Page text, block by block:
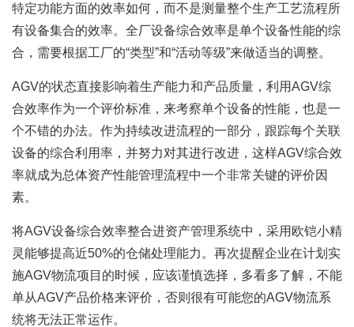
特定功能方面的效率如何，而不是测量整个生产工艺流程所
有设备集合的效率。全厂设备综合效率是单个设备性能的综
合，需要根据工厂的“类型”和“活动等级”来做适当的调整。
AGV的状态直接影响着生产能力和产品质量，利用AGV综
合效率作为一个评价标准，来考察单个设备的性能，也是一
个不错的办法。作为持续改进流程的一部分，跟踪每个关联
设备的综合利用率，并努力对其进行改进，这样AGV综合效
率就成为总体资产性能管理流程中一个非常关键的评价因
素。
将AGV设备综合效率整合进资产管理系统中，采用欧铠小精
灵能够提高近50%的仓储处理能力。再次提醒企业在计划实
施AGV物流项目的时候，应该谨慎选择，多看多了解，不能
单从AGV产品价格来评价，否则很有可能您的AGV物流系
统将无法正常运作。